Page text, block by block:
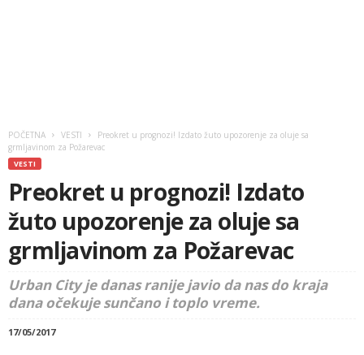
POČETNA VESTI
Preokret u prognozi! Izdato žuto upozorenje za oluje sa
grmljavinom za Požarevac
VESTI
Preokret u prognozi! Izdato
žuto upozorenje za oluje sa
grmljavinom za Požarevac
Urban City je danas ranije javio da nas do kraja
dana očekuje sunčano i toplo vreme.
17/05/2017